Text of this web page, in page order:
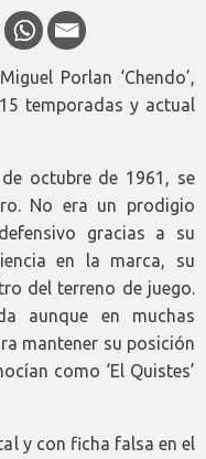
Porlan ‘Chendo’,
temporadas y actual
octubre de 1961, se
No era un prodigio
gracias a su
en la marca, su
del terreno de juego.
aunque en muchas
mantener su posición
como ‘El Quistes’
y con ficha falsa en el